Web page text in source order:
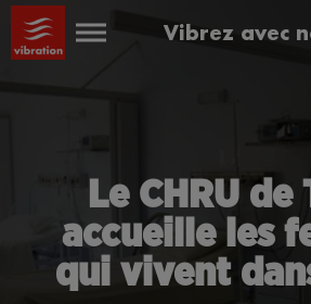
Vibrez avec
Le CHRU de
accueille les
qui vivent